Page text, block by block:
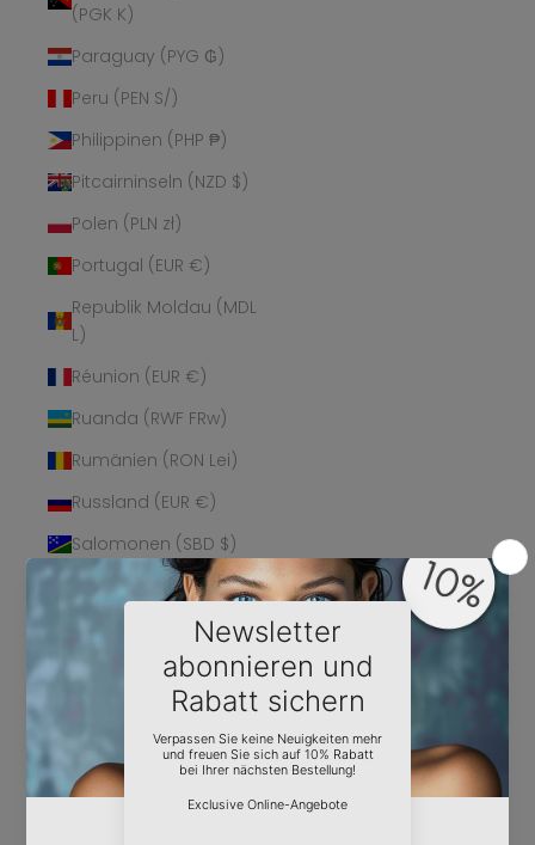
(PGK K)
Paraguay (PYG ₲)
Peru (PEN S/)
Philippinen (PHP ₱)
Pitcairninseln (NZD $)
Polen (PLN zł)
Portugal (EUR €)
Republik Moldau (MDL
L)
Réunion (EUR €)
Ruanda (RWF FRw)
Rumänien (RON Lei)
Russland (EUR €)
Salomonen (SBD $)
Sambia (EUR €)
Samoa (WST T)
San Marino (EUR €)
São Tomé und
Príncipe (STD Db)
Saudi-Arabien (SAR